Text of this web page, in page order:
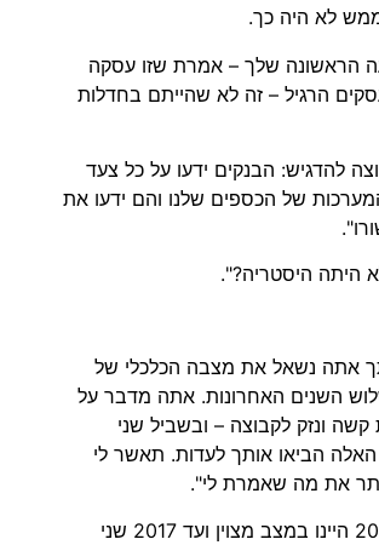
ממש לא היה כך.
הראשונה שלך – אמרת שזו עסקה
הרגיל – זה לא שהייתם בחדלות
להדגיש: הבנקים ידעו על כל צעד
של הכספים שלנו והם ידעו את
היתה היסטריה?".
אתה נשאל את מצבה הכלכלי של
השנים האחרונות. אתה מדבר על
ונזק לקבוצה – ובשביל שני
הביאו אותך לעדות. תאשר לי
את מה שאמרת לי".
כהן: "ב-2015 היינו במצב מצוין ועד 2017 שני